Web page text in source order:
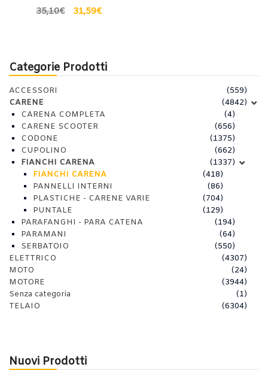
35,10€ 31,59€
Categorie Prodotti
ACCESSORI
(559)
CARENE
(4842)
CARENA COMPLETA
(4)
CARENE SCOOTER
(656)
CODONE
(1375)
CUPOLINO
(662)
FIANCHI CARENA
(1337)
FIANCHI CARENA
(418)
PANNELLI INTERNI
(86)
PLASTICHE - CARENE VARIE
(704)
PUNTALE
(129)
PARAFANGHI - PARA CATENA
(194)
PARAMANI
(64)
SERBATOIO
(550)
ELETTRICO
(4307)
MOTO
(24)
MOTORE
(3944)
Senza categoria
(1)
TELAIO
(6304)
Nuovi Prodotti